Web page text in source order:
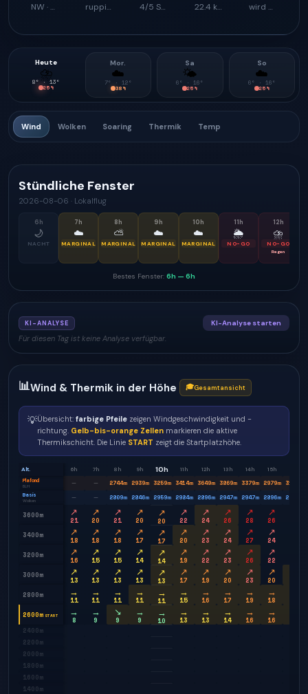
NW · 326° ruppiger Start 4/5 Steighilfe 22.4 km wird einschränkend
Heute
⛈
8° ·13°
25%
Mor.
☁️
7° · 12°
38%
Sa
🌤
6° · 16°
25%
So
☁️
6° · 16°
25%
Wind Wolken Soaring Thermik Temp
Stündliche Fenster
2026-08-06 · Lokalflug
6h
🌙
NACHT
7h
☁️
MARGINAL
8h
⛅
MARGINAL
9h
☁️
MARGINAL
10h
☁️
MARGINAL
11h
🌦
NO-GO
12h
⛈
NO-GO
Regen
Bestes Fenster: 6h — 6h
KI-ANALYSE KI-Analyse starten
Für diesen Tag ist keine Analyse verfügbar.
📊Wind & Thermik in der Höhe 🎓Gesamtansicht
💡Übersicht: farbige Pfeile zeigen Windgeschwindigkeit und -
richtung. Gelb-bis-orange Zellen markieren die aktive
Thermikschicht. Die Linie START zeigt die Startplatzhöhe.
Alt. 6h 7h 8h 9h 10h 11h 12h 13h 14h 15h
Plafond
BLH — — 2744m 2939m 3259m 3414m 3649m 3869m 3379m 2979m 3199
Basis
Wolken — — 2809m 2846m 2959m 2984m 2896m 2947m 2947m 2896m 2834
3600m ↗
21
↗
20
↗
21
↗
20
↗
20
↗
22
↗
24
↗
26
↗
28
↗
26
3400m
↗
18
↗
18
↗
18
↗
17
↗
17
↗
20
↗
23
↗
24
↗
27
↗
24
3200m
↗
16
↗
15
↗
15
↗
14
↗
14
↗
19
↗
22
↗
23
↗
26
↗
22
3000m
↗
13
↗
13
↗
13
↗
13
↗
13
↗
17
↗
19
↗
20
↗
23
↗
20
2800m
→
11
→
11
→
11
→
11
→
11
→
15
→
16
→
17
→
19
→
18
2600m START →
8
→
9
↘
9
→
9
→
10
→
13
→
13
→
14
→
16
→
16
2400m
2200m
2000m
1800m
1600m
1400m